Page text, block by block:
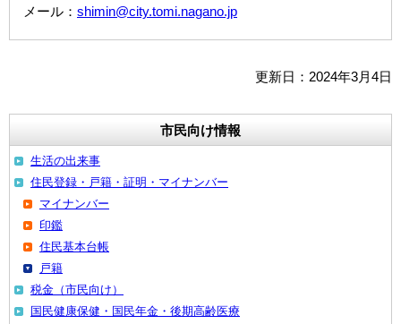
メール： shimin@city.tomi.nagano.jp
更新日：2024年3月4日
市民向け情報
生活の出来事
住民登録・戸籍・証明・マイナンバー
マイナンバー
印鑑
住民基本台帳
戸籍
税金（市民向け）
国民健康保健・国民年金・後期高齢医療